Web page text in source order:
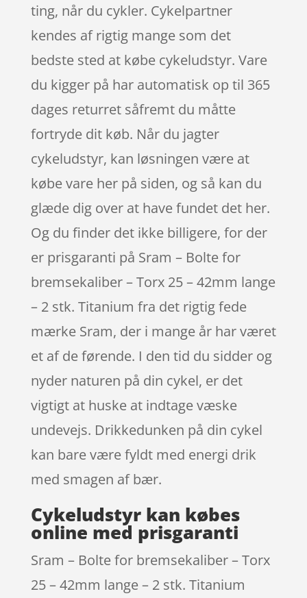
ting, når du cykler. Cykelpartner
kendes af rigtig mange som det
bedste sted at købe cykeludstyr. Vare
du kigger på har automatisk op til 365
dages returret såfremt du måtte
fortryde dit køb. Når du jagter
cykeludstyr, kan løsningen være at
købe vare her på siden, og så kan du
glæde dig over at have fundet det her.
Og du finder det ikke billigere, for der
er prisgaranti på Sram – Bolte for
bremsekaliber – Torx 25 – 42mm lange
– 2 stk. Titanium fra det rigtig fede
mærke Sram, der i mange år har været
et af de førende. I den tid du sidder og
nyder naturen på din cykel, er det
vigtigt at huske at indtage væske
undevejs. Drikkedunken på din cykel
kan bare være fyldt med energi drik
med smagen af bær.
Cykeludstyr kan købes
online med prisgaranti
Sram – Bolte for bremsekaliber – Torx
25 – 42mm lange – 2 stk. Titanium